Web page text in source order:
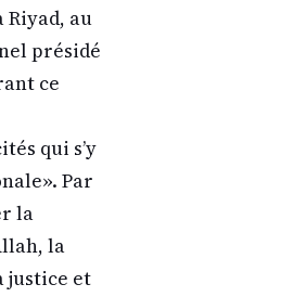
Riyad, au
présidé
ce
qui s’y
Par
la
la
justice et